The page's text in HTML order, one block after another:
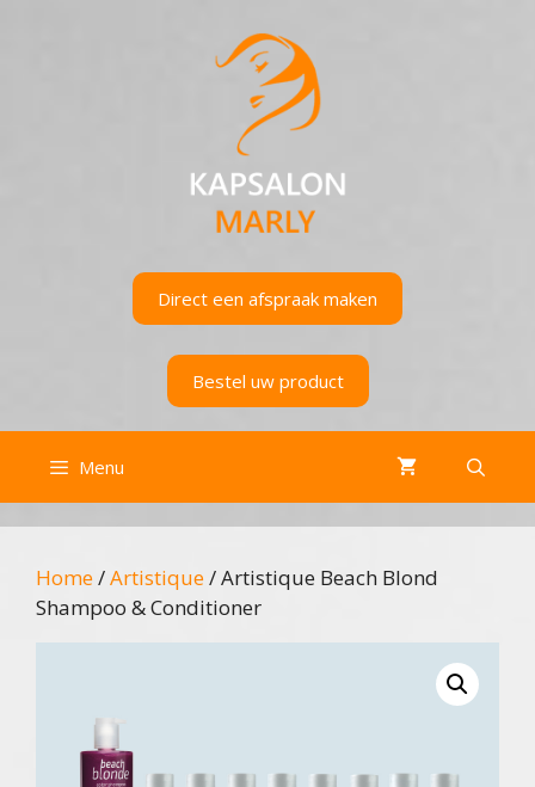
Direct een afspraak maken
Bestel uw product
Menu
Home/Artistique/ Artistique Beach Blond
Shampoo & Conditioner